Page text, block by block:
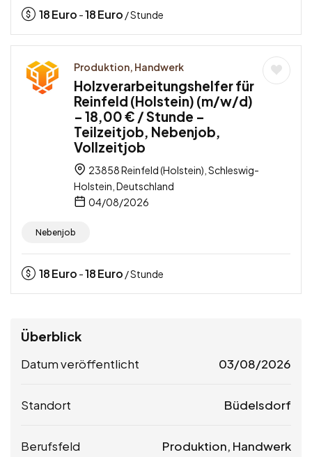
18Euro -18Euro / Stunde
Produktion, Handwerk
Holzverarbeitungshelfer für
Reinfeld (Holstein) (m/w/d)
– 18,00 € / Stunde –
Teilzeitjob, Nebenjob,
Vollzeitjob
23858 Reinfeld (Holstein), Schleswig-
Holstein, Deutschland
04/08/2026
Nebenjob
18Euro -18Euro / Stunde
Überblick
Datum veröffentlicht 03/08/2026
Standort Büdelsdorf
Berufsfeld Produktion, Handwerk